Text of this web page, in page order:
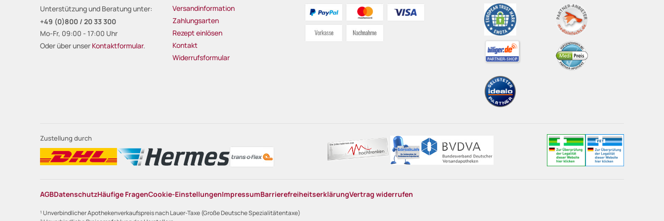
Unterstützung und Beratung unter:
+49 (0)800 / 20 33 300
Mo-Fr, 09:00 - 17:00 Uhr
Oder über unser Kontaktformular.
Versandinformation
Zahlungsarten
Rezept einlösen
Kontakt
Widerrufsformular
Zustellung durch
AGBDatenschutzHäufige FragenCookie-EinstellungenImpressumBarrierefreiheitserklärungVertrag widerrufen
¹ Unverbindlicher Apothekenverkaufspreis nach Lauer-Taxe (Große Deutsche Spezialitätentaxe)